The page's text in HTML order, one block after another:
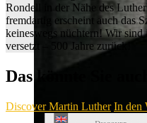
Rondell in der Nähe des
fremdartig erscheint auch das
keineswegs nüchtern! Wir
versetzt – 500 Jahre zurück!
Das könnte Sie
Discover Martin Luther In den